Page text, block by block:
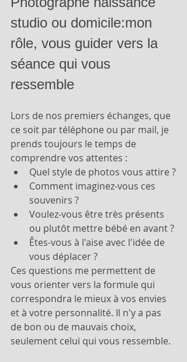
studio ou domicile:mon
rôle, vous guider vers la
séance qui vous
ressemble
Lors de nos premiers échanges, que
ce soit par téléphone ou par mail, je
prends toujours le temps de
comprendre vos attentes :
Quel style de photos vous attire ?
Comment imaginez-vous ces
souvenirs ?
Voulez-vous être très présents
ou plutôt mettre bébé en avant ?
Êtes-vous à l'aise avec l'idée de
vous déplacer ?
Ces questions me permettent de
vous orienter vers la formule qui
correspondra le mieux à vos envies
et à votre personnalité. Il n'y a pas
de bon ou de mauvais choix,
seulement celui qui vous ressemble.